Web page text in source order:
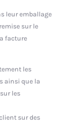
leur emballage
sur le
facture
les
ainsi que la
les
sur des